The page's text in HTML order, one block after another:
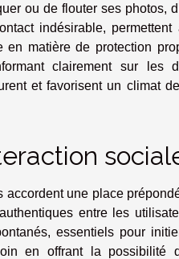
ou de flouter ses photos,
indésirable,
en matière de protection
clairement sur les
et favorisent un climat
accordent une place
entre les
essentiels pour
en offrant la possibilité